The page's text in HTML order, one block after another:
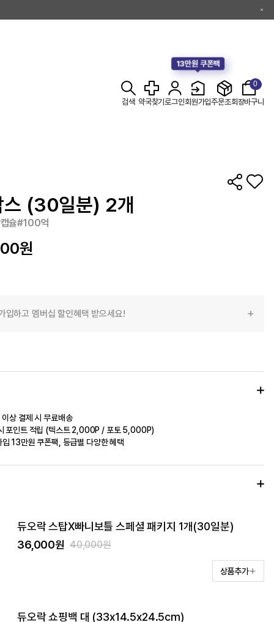
검색 약국찾기로그인
13만원 쿠폰팩
회원가입주문조회
0
장바구니
스 (30일분) 2개
슐#100억
원
입하고 멤버십 할인혜택 받으세요!
상 결제 시 무료배송
포인트 적립 (텍스트 2,000P / 포토 5,000P)
입 13만원 쿠폰팩, 등급별 다양한 혜택
듀오락 스탑X빠니보틀 스페셜 패키지 1개(30일분)
36,000원 40,000원
상품추가
듀오락 쇼핑백 대 (33x14.5x24.5cm)